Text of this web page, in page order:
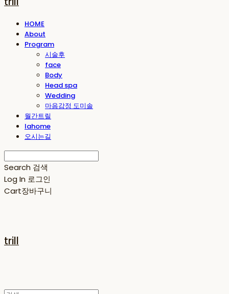
HOME
About
Program
시술후
face
Body
Head spa
Wedding
마음감정 도미솔
월간트릴
lahome
오시는길
Search 검색
Log In 로그인
Cart장바구니
trill